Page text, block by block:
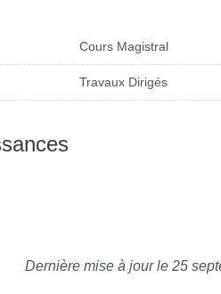
Cours Magistral
Travaux Dirigés
Dernière mise à jour le 25